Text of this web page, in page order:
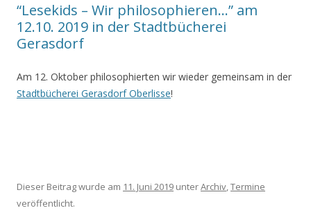
“Lesekids – Wir philosophieren…” am
12.10. 2019 in der Stadtbücherei
Gerasdorf
Am 12. Oktober philosophierten wir wieder gemeinsam in der
Stadtbücherei Gerasdorf Oberlisse!
Dieser Beitrag wurde am 11. Juni 2019 unterArchiv,Termine
veröffentlicht.